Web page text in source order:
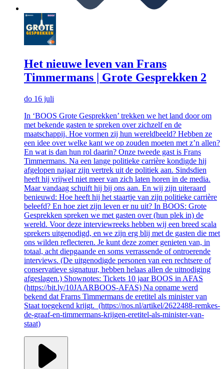
Het nieuwe leven van Frans
Timmermans | Grote Gesprekken 2
do 16 juli
In ‘BOOS Grote Gesprekken’ trekken we het land door om
met bekende gasten te spreken over zichzelf en de
maatschappij. Hoe vormen zij hun wereldbeeld? Hebben ze
een idee over welke kant we op zouden moeten met z’n allen?
En wat is dan hun rol daarin? Onze tweede gast is Frans
Timmermans. Na een lange politieke carrière kondigde hij
afgelopen najaar zijn vertrek uit de politiek aan. Sindsdien
heeft hij vrijwel niet meer van zich laten horen in de media.
Maar vandaag schuift hij bij ons aan. En wij zijn uiteraard
benieuwd: Hoe heeft hij het staartje van zijn politieke carrière
beleefd? En hoe ziet zijn leven er nu uit? In BOOS: Grote
Gesprekken spreken we met gasten over (hun plek in) de
wereld. Voor deze interviewreeks hebben wij een breed scala
sprekers uitgenodigd, en we zijn erg blij met de gasten die met
ons wilden reflecteren. Je kunt deze zomer genieten van, in
totaal, acht diepgaande en soms verrassende of ontroerende
interviews. (De uitgenodigde personen van een rechtsere of
conservatieve signatuur, hebben helaas allen de uitnodiging
afgeslagen.) Shownotes: Tickets 10 jaar BOOS in AFAS
(https://bit.ly/10JAARBOOS-AFAS) Na opname werd
bekend dat Frarns Timmermans de eretitel als minister van
Staat toegekend krijgt. (https://nos.nl/artikel/2622488-remkes-
de-graaf-en-timmermans-krijgen-eretitel-als-minister-van-
staat)